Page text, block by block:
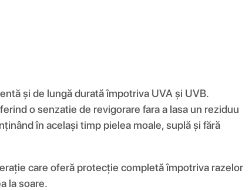
și de lungă durată împotriva UVA și UVB.
o senzatie de revigorare fara a lasa un reziduu
în același timp pielea moale, suplă și fără
care oferă protecție completă împotriva razelor
la soare.